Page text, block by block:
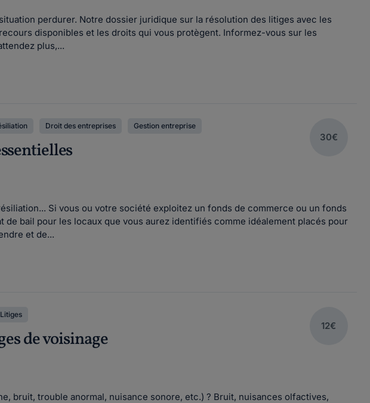
perdurer. Notre dossier juridique sur la résolution des litiges avec les
disponibles et les droits qui vous protègent. Informez-vous sur les
plus,...
Droit des entreprises Gestion entreprise
30€
Si vous ou votre société exploitez un fonds de commerce ou un fonds
bail pour les locaux que vous aurez identifiés comme idéalement placés pour
et de...
Litiges
de voisinage
12€
bruit, trouble anormal, nuisance sonore, etc.) ? Bruit, nuisances olfactives,